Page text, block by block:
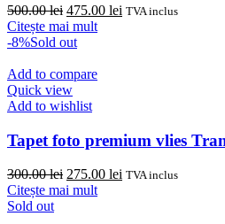
500.00lei Prețul
inițial
a
500.00 lei.
475.00 lei Prețul
TVA inclus
Citește mai mult
-8%Sold out
Add to compare
Quick view
Add to wishlist
Tapet foto premium vlies
300.00lei Prețul
inițial
275.00 lei Prețul
TVA inclus
Citește mai mult
Sold out